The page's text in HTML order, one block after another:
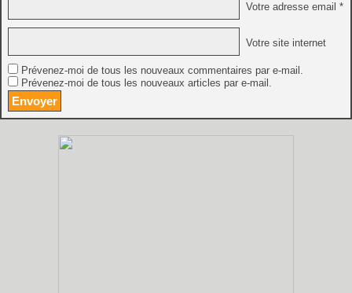
Votre adresse email *
Votre site internet
Prévenez-moi de tous les nouveaux commentaires par e-mail.
Prévenez-moi de tous les nouveaux articles par e-mail.